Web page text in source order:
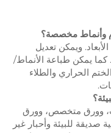
وأنماط مخصصة؟
ويمكن تعديل
كما يمكن طباعة الأنماط/
الحراري والطلاء
وورق متخصص، وورق
للبيئة وأحبار غير